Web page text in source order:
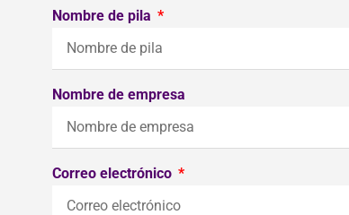
Nombre de pila
Nombre de empresa
Correo electrónico